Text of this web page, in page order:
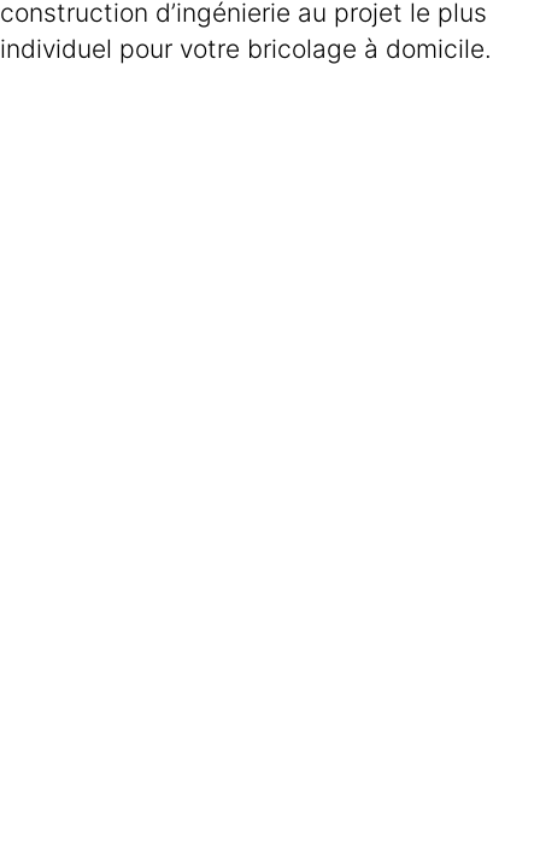
construction d’ingénierie au projet le plus
individuel pour votre bricolage à domicile.